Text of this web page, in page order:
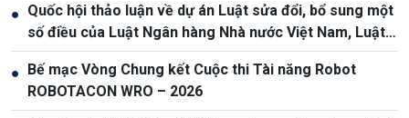
● Quốc hội thảo luận về dự án Luật sửa đổi, bổ sung một
số điều của Luật Ngân hàng Nhà nước Việt Nam, Luật
Phòng, chống rửa tiền
● Bế mạc Vòng Chung kết Cuộc thi Tài năng Robot
ROBOTACON WRO – 2026